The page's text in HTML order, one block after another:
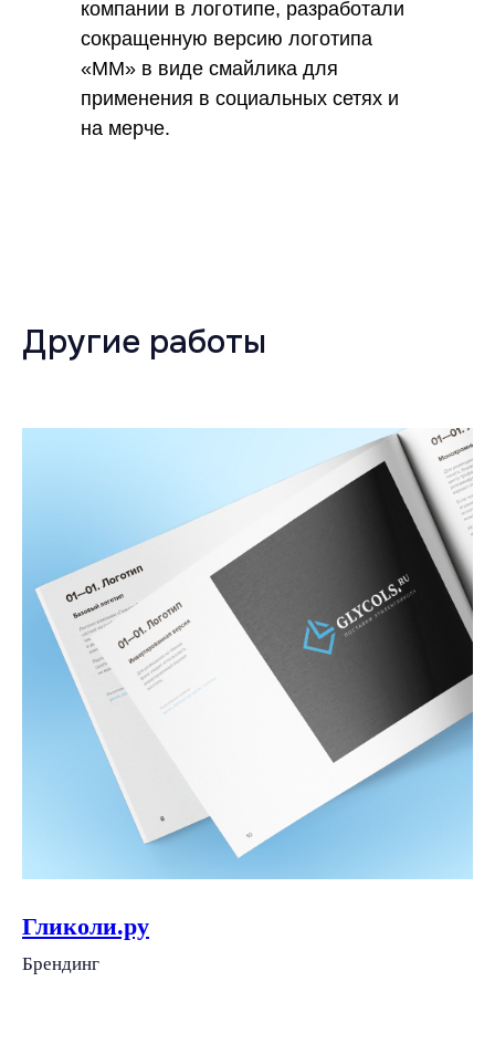
компании в логотипе, разработали
сокращенную версию логотипа
«ММ» в виде смайлика для
применения в социальных сетях и
на мерче.
Другие работы
Гликоли.ру
Брендинг